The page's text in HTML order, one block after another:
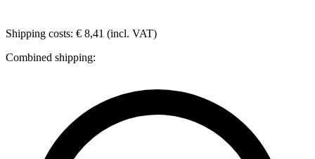
Shipping costs: € 8,41 (incl. VAT)
Combined shipping: